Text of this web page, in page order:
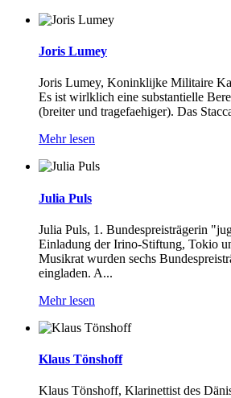
Joris Lumey
Joris Lumey, Koninklijke Militaire
Es ist wirlklich eine substantielle
(breiter und tragefaehiger). Das
Mehr lesen
Julia Puls
Julia Puls, 1. Bundespreisträgerin
Einladung der Irino-Stiftung, Tokio
Musikrat wurden sechs
eingladen. A...
Mehr lesen
Klaus Tönshoff
Klaus Tönshoff, Klarinettist des